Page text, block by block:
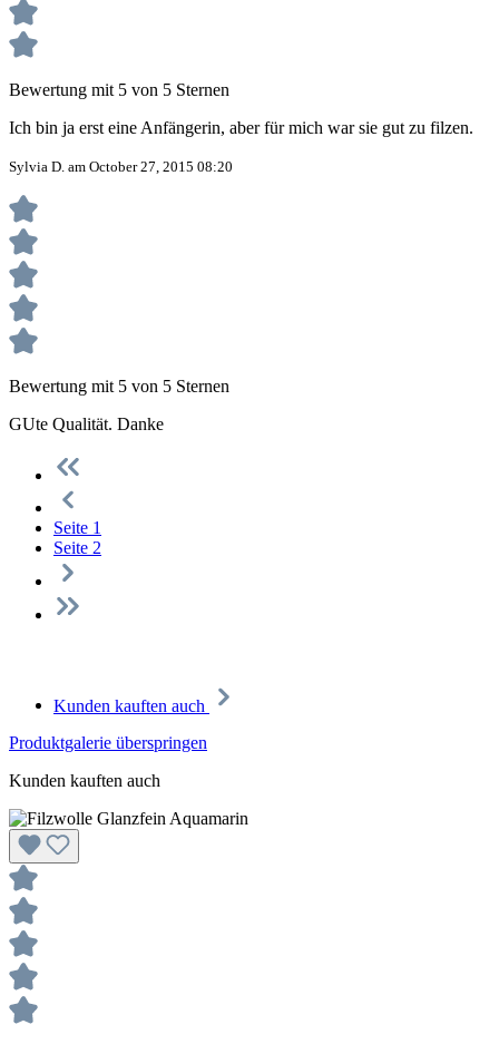
Bewertung mit 5 von 5 Sternen
Ich bin ja erst eine Anfängerin, aber für mich war sie gut zu filzen.
Sylvia D. am October 27, 2015 08:20
Bewertung mit 5 von 5 Sternen
GUte Qualität. Danke
Seite 1
Seite 2
Kunden kauften auch
Produktgalerie überspringen
Kunden kauften auch